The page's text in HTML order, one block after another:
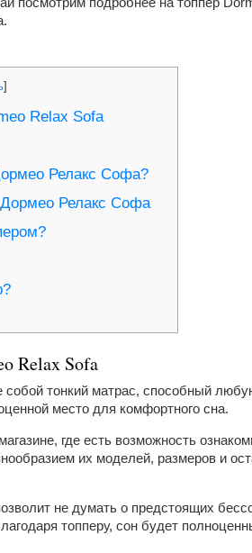
]
Relax Sofa
Релакс Софа?
Релакс Софа
Relax Sofa
тонкий матрас, способный
место для комфортного сна.
где есть возможность
их моделей, размеров и
не думать о предстоящих
топперу, сон будет